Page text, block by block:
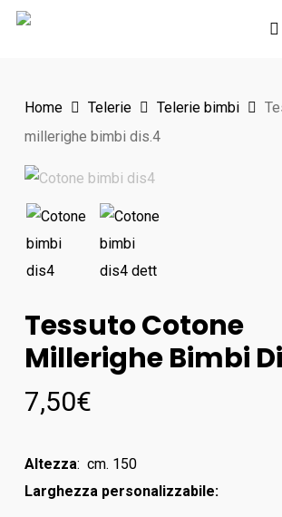
Skip
Home Telerie Telerie bimbi
millerighe bimbi dis.4
Tessuto Cotone
Millerighe Bimbi
7,50€
Altezza: cm. 150
Larghezza personalizzabile: